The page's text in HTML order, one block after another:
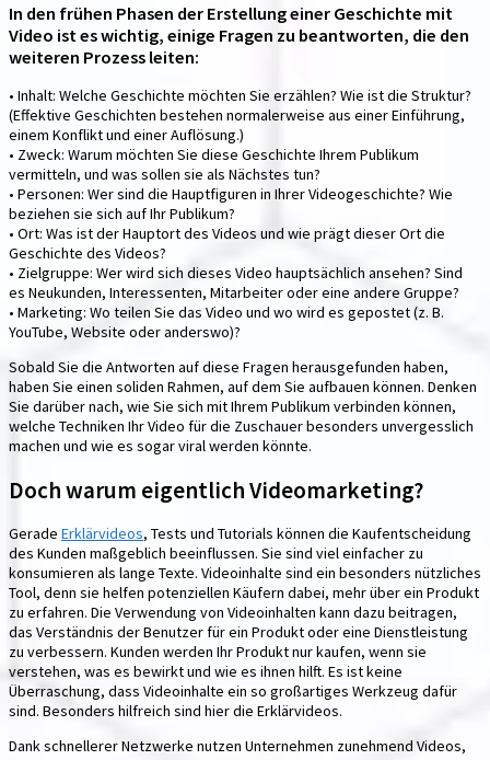
In den frühen Phasen der Erstellung einer Geschichte mit
Video ist es wichtig, einige Fragen zu beantworten, die den
weiteren Prozess leiten:
• Inhalt: Welche Geschichte möchten Sie erzählen? Wie ist die Struktur?
(Effektive Geschichten bestehen normalerweise aus einer Einführung,
einem Konflikt und einer Auflösung.)
• Zweck: Warum möchten Sie diese Geschichte Ihrem Publikum
vermitteln, und was sollen sie als Nächstes tun?
• Personen: Wer sind die Hauptfiguren in Ihrer Videogeschichte? Wie
beziehen sie sich auf Ihr Publikum?
• Ort: Was ist der Hauptort des Videos und wie prägt dieser Ort die
Geschichte des Videos?
• Zielgruppe: Wer wird sich dieses Video hauptsächlich ansehen? Sind
es Neukunden, Interessenten, Mitarbeiter oder eine andere Gruppe?
• Marketing: Wo teilen Sie das Video und wo wird es gepostet (z. B.
YouTube, Website oder anderswo)?
Sobald Sie die Antworten auf diese Fragen herausgefunden haben,
haben Sie einen soliden Rahmen, auf dem Sie aufbauen können. Denken
Sie darüber nach, wie Sie sich mit Ihrem Publikum verbinden können,
welche Techniken Ihr Video für die Zuschauer besonders unvergesslich
machen und wie es sogar viral werden könnte.
Doch warum eigentlich Videomarketing?
Gerade Erklärvideos, Tests und Tutorials können die Kaufentscheidung
des Kunden maßgeblich beeinflussen. Sie sind viel einfacher zu
konsumieren als lange Texte. Videoinhalte sind ein besonders nützliches
Tool, denn sie helfen potenziellen Käufern dabei, mehr über ein Produkt
zu erfahren. Die Verwendung von Videoinhalten kann dazu beitragen,
das Verständnis der Benutzer für ein Produkt oder eine Dienstleistung
zu verbessern. Kunden werden Ihr Produkt nur kaufen, wenn sie
verstehen, was es bewirkt und wie es ihnen hilft. Es ist keine
Überraschung, dass Videoinhalte ein so großartiges Werkzeug dafür
sind. Besonders hilfreich sind hier die Erklärvideos.
Dank schnellerer Netzwerke nutzen Unternehmen zunehmend Videos,